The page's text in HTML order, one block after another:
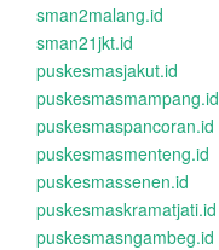
sman2malang.id
sman21jkt.id
puskesmasjakut.id
puskesmasmampang.id
puskesmaspancoran.id
puskesmasmenteng.id
puskesmassenen.id
puskesmaskramatjati.id
puskesmasngambeg.id